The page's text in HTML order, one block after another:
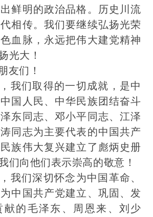
鲜明的政治品格。历史川流
相传。我们要继续弘扬光荣
血脉，永远把伟大建党精神
光大！
友们！
我们取得的一切成就，是中
国人民、中华民族团结奋斗
东同志、邓小平同志、江泽
同志为主要代表的中国共产
族伟大复兴建立了彪炳史册
们向他们表示崇高的敬意！
我们深切怀念为中国革命、
中国共产党建立、巩固、发
献的毛泽东、周恩来、刘少